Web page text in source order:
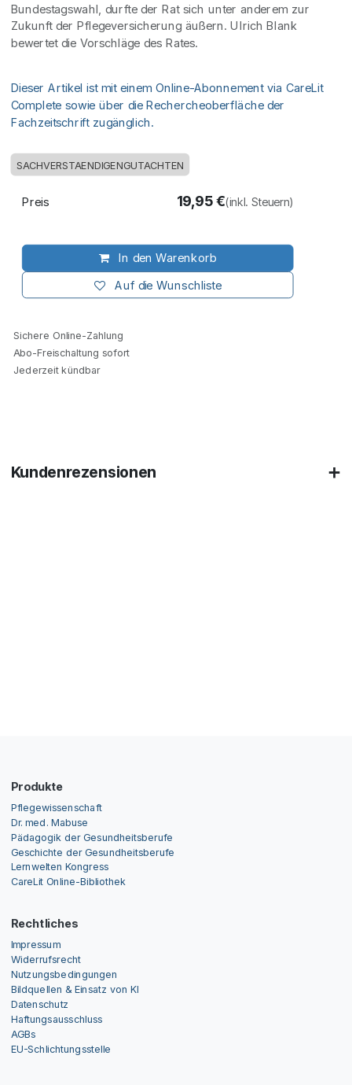
Bundestagswahl, durfte der Rat sich unter anderem zur
Zukunft der Pflegeversicherung äußern. Ulrich Blank
bewertet die Vorschläge des Rates.
Dieser Artikel ist mit einem Online-Abonnement via CareLit
Complete sowie über die Rechercheoberfläche der
Fachzeitschrift zugänglich.
SACHVERSTAENDIGENGUTACHTEN
In den Warenkorb
Auf die Wunschliste
Preis 19,95€(inkl. Steuern)
Sichere Online-Zahlung
Abo-Freischaltung sofort
Jederzeit kündbar
Kundenrezensionen
Produkte
Pflegewissenschaft
Dr. med. Mabuse
Pädagogik der Gesundheitsberufe
Geschichte der Gesundheitsberufe
Lernwelten Kongress
CareLit Online-Bibliothek
Rechtliches
Impressum
Widerrufsrecht
Nutzungsbedingungen
Bildquellen & Einsatz von KI
Datenschutz
Haftungsausschluss
AGBs
EU-Schlichtungsstelle